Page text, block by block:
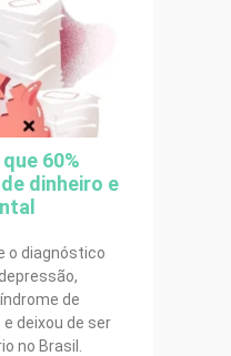
60%
dinheiro e
o diagnóstico
de
deixou de ser
no Brasil.